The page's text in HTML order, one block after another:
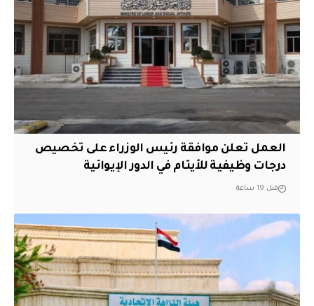
العمل تعلن موافقة رئيس الوزراء على تخصيص
درجات وظيفية للأيتام في الدور الإيوائية
قبل 19 ساعة